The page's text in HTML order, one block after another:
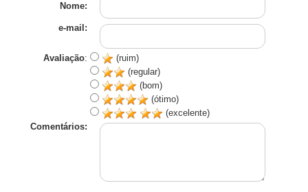
Nome:
e-mail:
Avaliação:
(ruim)
(regular)
(bom)
(ótimo)
(excelente)
Comentários: